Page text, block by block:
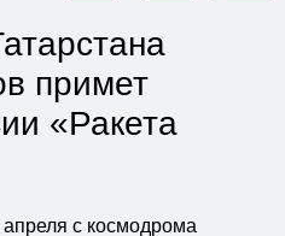
примет
«Ракета
с космодрома